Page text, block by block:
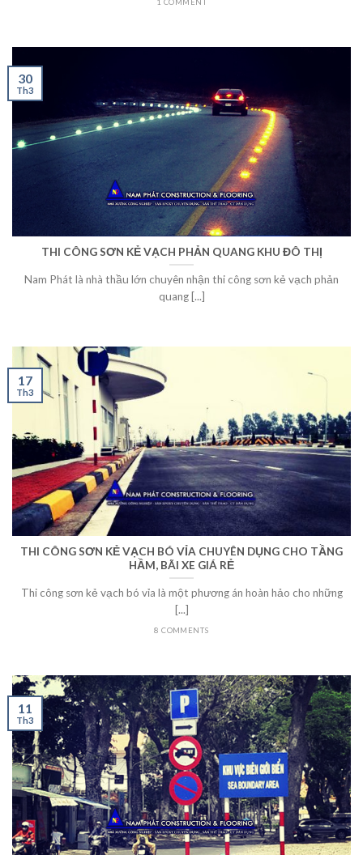
THI CÔNG SƠN KẺ VẠCH PHẢN QUANG KHU ĐÔ THỊ
Nam Phát là nhà thầu lớn chuyên nhận thi công sơn kẻ vạch phản
quang [...]
30
Th3
THI CÔNG SƠN KẺ VẠCH BÓ VỈA CHUYÊN DỤNG CHO TẦNG
HẦM, BÃI XE GIÁ RẺ
Thi công sơn kẻ vạch bó vỉa là một phương án hoàn hảo cho những
[...]
8 COMMENTS
17
Th3
11
Th3